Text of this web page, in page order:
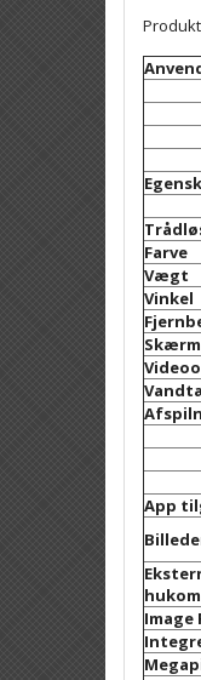
Farve
Vægt
Vinkel
App
Image